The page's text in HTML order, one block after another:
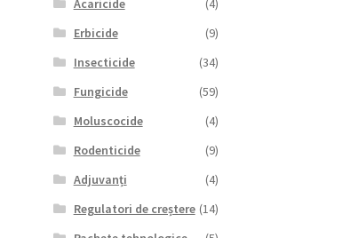
Acaricide
(4)
Erbicide
(9)
Insecticide
(34)
Fungicide
(59)
Moluscocide
(4)
Rodenticide
(9)
Adjuvanți
(4)
Regulatori de creștere (14)